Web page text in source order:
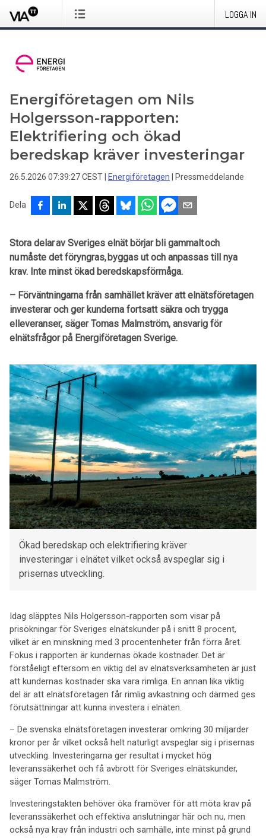
LOGGA IN
Energiföretagen om Nils
Holgersson-rapporten:
Elektrifiering och ökad
beredskap kräver investeringar
26.5.2026 07:39:27 CEST Energiföretagen Pressmeddelande
Dela
Stora delar av Sveriges elnät börjar bli gammalt och
nu måste det föryngras, byggas ut och anpassas till nya
krav. Inte minst ökad beredskapsförmåga.
– Förväntningarna från samhället kräver att elnätsföretagen
investerar och ger kunderna fortsatt säkra och trygga
elleveranser, säger Tomas Malmström, ansvarig för
elnätsfrågor på Energiföretagen Sverige.
Ökad beredskap och elektrifiering kräver
investeringar i elnätet vilket också avspeglar sig i
prisernas utveckling.
Idag släpptes Nils Holgersson-rapporten som visar på
prisökningar för Sveriges elnätskunder på i snitt 8 procent,
vilket är en minskning med 3 procentenheter från förra året.
Fokus i rapporten är kundernas ökade kostnader. Det är
förståeligt eftersom en viktig del av elnätsverksamheten är just
att kundernas kostnader ska vara rimliga. En annan lika viktig
del är att elnätsföretagen får rimlig avkastning och därmed ges
förutsättningar att kunna investera i elnäten.
– De svenska elnätsföretagen investerar omkring 30 miljarder
kronor per år vilket också helt naturligt avspeglar sig i prisernas
utveckling. Investeringarna ger resultat i mycket hög
leveranssäkerhet och få avbrott för Sveriges elnätskunder,
säger Tomas Malmström.
Investeringstakten behöver öka framöver för att möta krav på
leveranssäkerhet och effektiva anslutningar här och nu, men
också nya krav från industri och samhälle, inte minst på grund